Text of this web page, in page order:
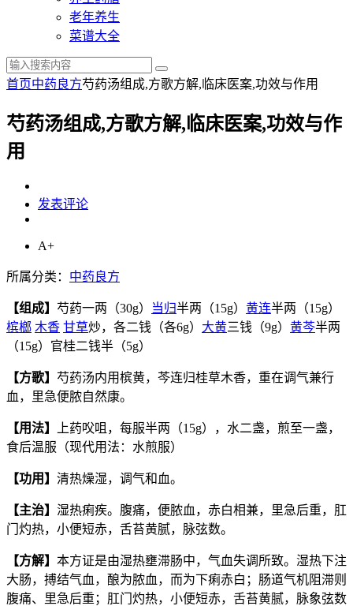
老年养生
菜谱大全
首页中药良方芍药汤组成,方歌方解,临床医案,功效与作用
芍药汤组成,方歌方解,临床医案,功效与作
用
发表评论
A+
所属分类： 中药良方
【组成】 芍药一两（30g） 当归半两（15g） 黄连半两（15g）
槟榔 木香 甘草炒，各二钱（各6g） 大黄三钱（9g） 黄芩半两
（15g）官桂二钱半（5g）
【方歌】 芍药汤内用槟黄，芩连归桂草木香，重在调气兼行
血，里急便脓自然康。
【用法】
上药㕮咀，每服半两（15g），水二盏，煎至一盏，
食后温服（现代用法：水煎服）
【功用】 清热燥湿，调气和血。
【主治】 湿热痢疾。腹痛，便脓血，赤白相兼，里急后重，肛
门灼热，小便短赤，舌苔黄腻，脉弦数。
【方解】 本方证是由湿热壅滞肠中，气血失调所致。湿热下注
大肠，搏结气血，酿为脓血，而为下痢赤白；肠道气机阻滞则
腹痛、里急后重；肛门灼热，小便短赤，舌苔黄腻，脉象弦数